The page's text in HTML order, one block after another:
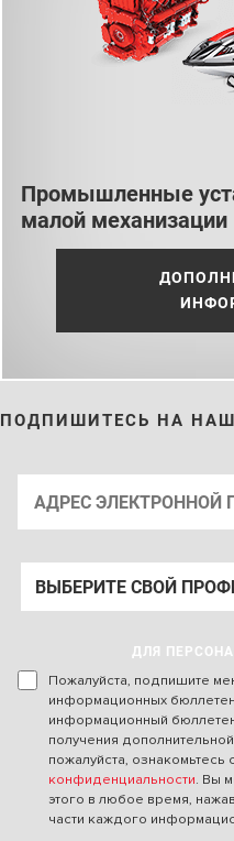
Промышленные
малой механизации
ПОДПИШИТЕСЬ НА
ДЛЯ
Пожалуйста, подпишите
информационных
информационный
получения
пожалуйста, ознакомьтесь
конфиденциальности. Вы
этого в любое время,
части каждого